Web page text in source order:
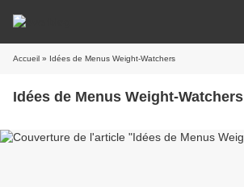
Accueil » Idées de Menus Weight-Watchers
Idées de Menus Weight-Watchers